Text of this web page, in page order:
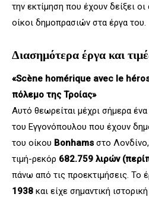
την εκτίμηση που έχουν δείξει
οίκοι δημοπρασιών στα έργα του.
Διασημότερα έργα και
«Scène homérique avec le
πόλεμο της Τροίας»
Αυτό θεωρείται μέχρι σήμερα
του Εγγονόπουλου που έχουν
του οίκου Bonhams στο
τιμή-ρεκόρ 682.759 λιρών
πάνω από τις προεκτιμήσεις. Το
1938 και είχε σημαντική